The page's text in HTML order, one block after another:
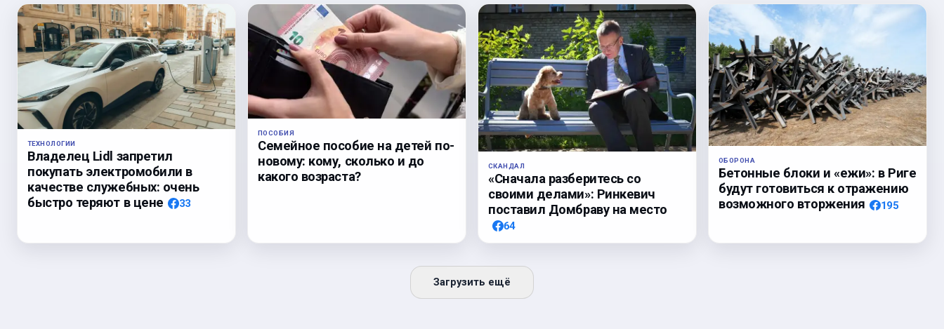
ТЕХНОЛОГИИ
Владелец Lidl запретил
покупать электромобили в
качестве служебных: очень
быстро теряют в цене
33
ПОСОБИЯ
Семейное пособие на детей по-
новому: кому, сколько и до
какого возраста?
СКАНДАЛ
«Сначала разберитесь со
своими делами»: Ринкевич
поставил Домбраву на место
64
ОБОРОНА
Бетонные блоки и «ежи»: в Риге
будут готовиться к отражению
возможного вторжения
195
Загрузить ещё